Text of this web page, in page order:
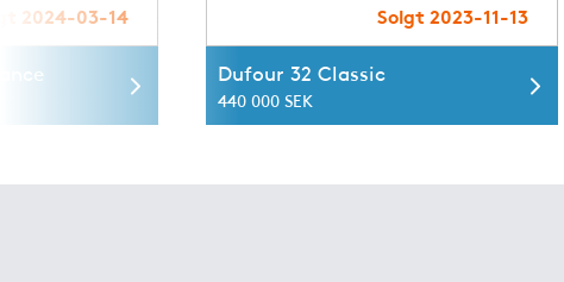
2024-03-14 Solgt 2023-11-13
Dufour 32 Classic
440 000 SEK